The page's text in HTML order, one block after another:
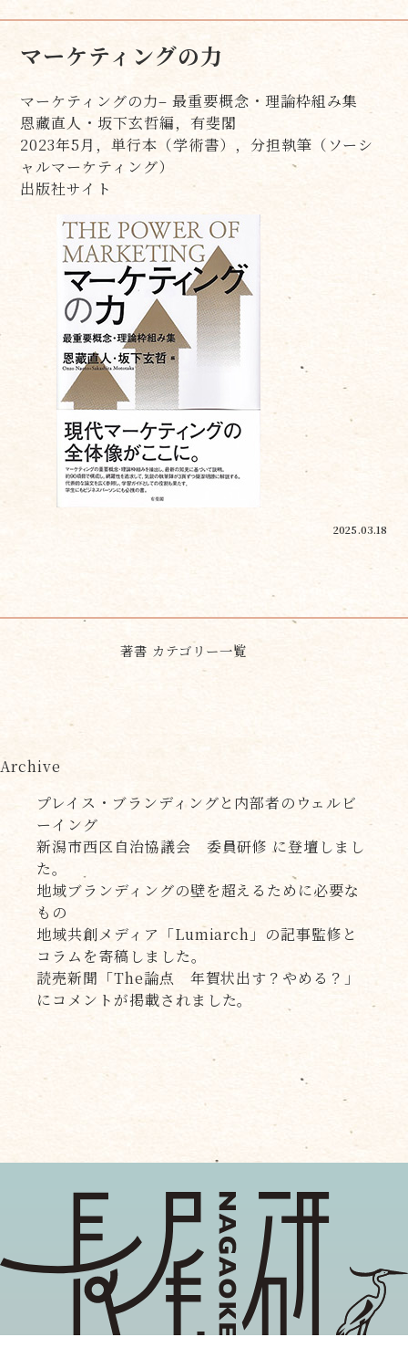
マーケティングの力
マーケティングの力– 最重要概念・理論枠組み集
恩藏直人・坂下玄哲編，有斐閣
2023年5月，単行本（学術書），分担執筆（ソーシ
ャルマーケティング）
出版社サイト
2025.03.18
著書 カテゴリー一覧
Archive
プレイス・ブランディングと内部者のウェルビ
ーイング
新潟市西区自治協議会 委員研修 に登壇しまし
た。
地域ブランディングの壁を超えるために必要な
もの
地域共創メディア「Lumiarch」の記事監修と
コラムを寄稿しました。
読売新聞「The論点 年賀状出す？やめる？」
にコメントが掲載されました。